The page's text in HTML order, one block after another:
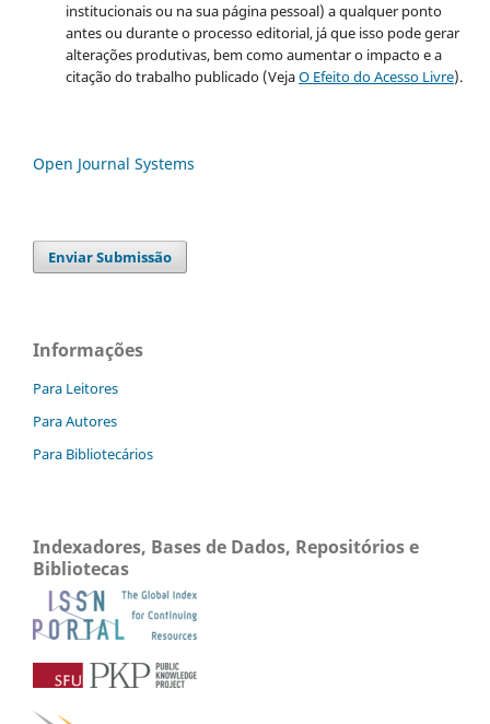
institucionais ou na sua página pessoal) a qualquer ponto
antes ou durante o processo editorial, já que isso pode gerar
alterações produtivas, bem como aumentar o impacto e a
citação do trabalho publicado (VejaO Efeito do Acesso Livre).
Open Journal Systems
Enviar Submissão
Informações
Para Leitores
Para Autores
Para Bibliotecários
Indexadores, Bases de Dados, Repositórios e
Bibliotecas